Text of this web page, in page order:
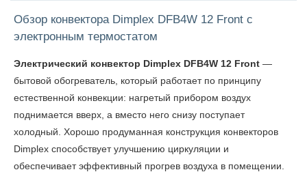
Обзор конвектора Dimplex DFB4W 12 Front с
электронным термостатом
Электрический конвектор Dimplex DFB4W 12 Front —
бытовой обогреватель, который работает по принципу
естественной конвекции: нагретый прибором воздух
поднимается вверх, а вместо него снизу поступает
холодный. Хорошо продуманная конструкция конвекторов
Dimplex способствует улучшению циркуляции и
обеспечивает эффективный прогрев воздуха в помещении.